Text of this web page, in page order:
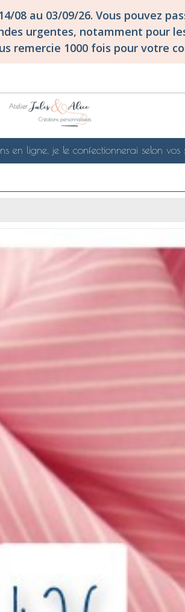
au 03/09/26. Vous pouvez
urgentes, notamment pour
remercie 1000 fois pour votre
en ligne, je le confectionnerai selon vos